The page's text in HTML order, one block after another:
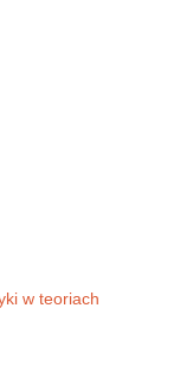
w teoriach